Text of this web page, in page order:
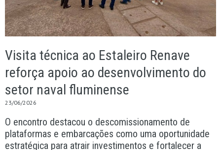
Visita técnica ao Estaleiro Renave
reforça apoio ao desenvolvimento do
setor naval fluminense
23/06/2026
O encontro destacou o descomissionamento de
plataformas e embarcações como uma oportunidade
estratégica para atrair investimentos e fortalecer a